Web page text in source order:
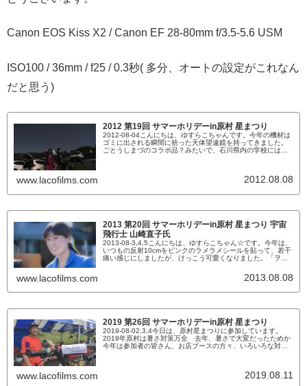
Canon EOS Kiss X2 / Canon EF 28-80mm f/3.5-5.6 USM
ISO100 / 36mm / f25 / 0.3秒( 多分、オートの設定がこれなん
だと思う)
2012 第19回 サマーホリデーin原村 星まつり
2012-08-04こんにちは、ゆすらこちゃんです。今年の機材は
ゴミに出される瞬間に拾った天体望遠鏡を持ってきました。
ごとうしまづのコラボ品？みたいで、石川県内の学校にはよ
見せてもらいました。そらさんのラント60でコリメート撮影
www.lacofilms.com 2012.08.08
2013 第20回 サマーホリデーin原村 星まつり 宇宙
飛行士 山崎直子氏
2013-08-3,4,5こんにちは、ゆすらこちゃん☆です。今年は、
いつもの反射10cmをピンクのラメラメシールを貼って、若干
痛い感じにしましたが、けっこう可愛くなりました。「ヲト
は、こんなでっかいのがありました。かつさんが驚いていま
す。大塚さんのドブは口径33cmです。長く見えます。こうい
www.lacofilms.com 2013.08.08
2019 第26回 サマーホリデーin原村 星まつり
2019-08-02,3,4今日は、原村星まつりに参加しています。
2019年原村は暑さ対策万全 去年、暑さで大変だったためか
今年は参加者の皆さん、お店ブースの方々、いろいろな対策
のを控えなければならない。。。アルミシートで熱を遮断き
www.lacofilms.com 2019.08.11